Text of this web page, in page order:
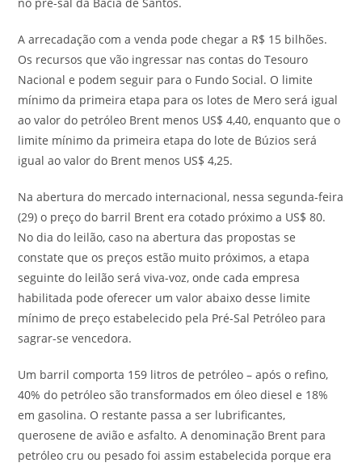
no pré-sal da Bacia de Santos.
A arrecadação com a venda pode chegar a R$ 15 bilhões.
Os recursos que vão ingressar nas contas do Tesouro
Nacional e podem seguir para o Fundo Social. O limite
mínimo da primeira etapa para os lotes de Mero será igual
ao valor do petróleo Brent menos US$ 4,40, enquanto que o
limite mínimo da primeira etapa do lote de Búzios será
igual ao valor do Brent menos US$ 4,25.
Na abertura do mercado internacional, nessa segunda-feira
(29) o preço do barril Brent era cotado próximo a US$ 80.
No dia do leilão, caso na abertura das propostas se
constate que os preços estão muito próximos, a etapa
seguinte do leilão será viva-voz, onde cada empresa
habilitada pode oferecer um valor abaixo desse limite
mínimo de preço estabelecido pela Pré-Sal Petróleo para
sagrar-se vencedora.
Um barril comporta 159 litros de petróleo – após o refino,
40% do petróleo são transformados em óleo diesel e 18%
em gasolina. O restante passa a ser lubrificantes,
querosene de avião e asfalto. A denominação Brent para
petróleo cru ou pesado foi assim estabelecida porque era